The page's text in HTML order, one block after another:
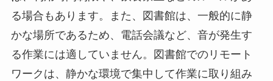
る場合もあります。また、図書館は、一般的に静
かな場所であるため、電話会議など、音が発生す
る作業には適していません。図書館でのリモート
ワークは、静かな環境で集中して作業に取り組み